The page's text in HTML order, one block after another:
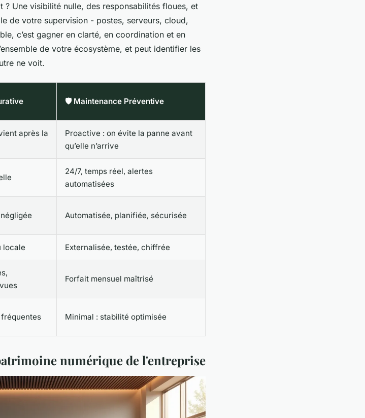
? Une visibilité nulle, des responsabilités floues, et
de votre supervision - postes, serveurs, cloud,
c’est gagner en clarté, en coordination et en
de votre écosystème, et peut identifier les
ne voit.
🛡️ Maintenance Préventive
après la
Proactive : on évite la panne avant
qu’elle n’arrive
24/7, temps réel, alertes
automatisées
Automatisée, planifiée, sécurisée
locale Externalisée, testée, chiffrée
Forfait mensuel maîtrisé
Minimal : stabilité optimisée
numérique de l'entreprise